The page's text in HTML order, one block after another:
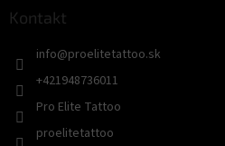
Kontakt
info@proelitetattoo.sk
+421948736011
Pro Elite Tattoo
proelitetattoo